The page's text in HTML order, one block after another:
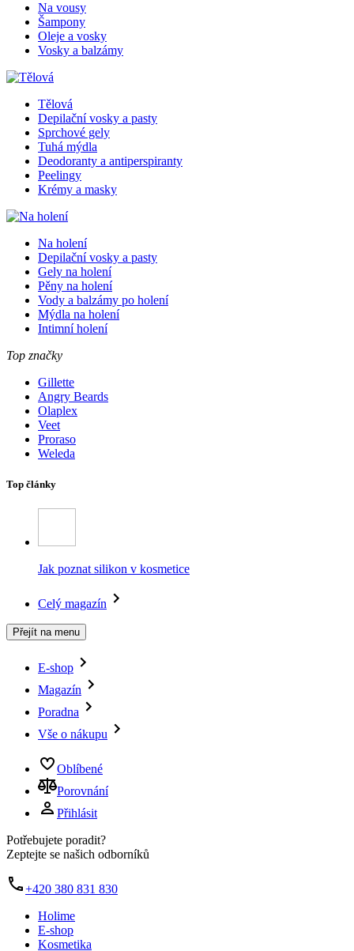
Na vousy
Šampony
Oleje a vosky
Vosky a balzámy
Tělová
Depilační vosky a pasty
Sprchové gely
Tuhá mýdla
Deodoranty a antiperspiranty
Peelingy
Krémy a masky
Na holení
Depilační vosky a pasty
Gely na holení
Pěny na holení
Vody a balzámy po holení
Mýdla na holení
Intimní holení
Top značky
Gillette
Angry Beards
Olaplex
Veet
Proraso
Weleda
Top články
Jak poznat silikon v kosmetice
Celý magazín
Přejít na menu
E-shop
Magazín
Poradna
Vše o nákupu
Oblíbené
Porovnání
Přihlásit
Potřebujete poradit?
Zeptejte se našich odborníků
+420 380 831 830
Holime
E-shop
Kosmetika